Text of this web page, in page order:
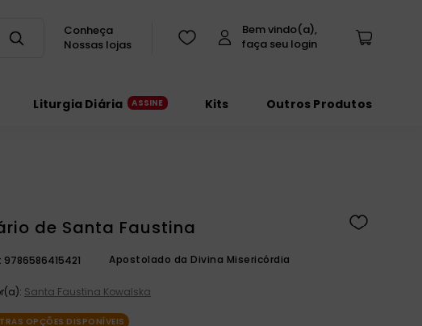
Conheça
Nossas lojas
Liturgia Diária Kits Outros Produtos
de Santa Faustina
9786586415421 Apostolado da Divina Misericórdia
Santa Faustina Kowalska
OPÇÕES DISPONÍVEIS